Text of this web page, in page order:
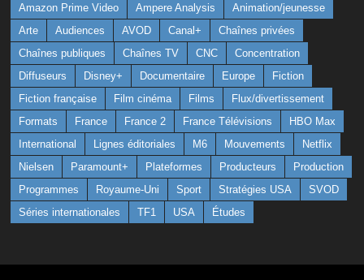
Amazon Prime Video Ampere Analysis
Animation/jeunesse
Arte
Audiences AVOD Canal+
Chaînes privées
Chaînes publiques
Chaînes TV CNC
Concentration
Diffuseurs
Disney+ Documentaire Europe
Fiction
Fiction française
Film cinéma Films
Flux/divertissement
Formats
France France 2 France Télévisions
HBO Max
International
Lignes éditoriales M6 Mouvements
Netflix
Nielsen
Paramount+ Plateformes Producteurs
Production
Programmes
Royaume-Uni Sport Stratégies USA
SVOD
Séries internationales
TF1 USA Études